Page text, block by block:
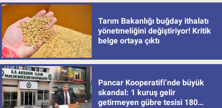
Tarım Bakanlığı buğday ithalatı
yönetmeliğini değiştiriyor! Kritik
belge ortaya çıktı
Pancar Kooperatifi’nde büyük
skandal: 1 kuruş gelir
getirmeyen gübre tesisi 180